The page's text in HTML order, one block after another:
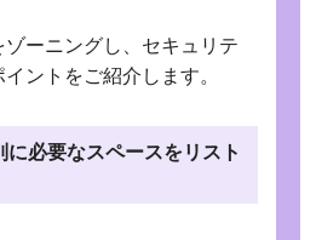
ーニングし、セキュリテ
ントをご紹介します。
必要なスペースをリスト